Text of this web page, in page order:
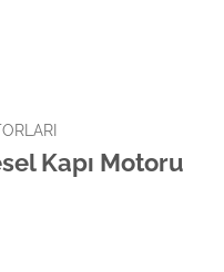
Kapı Motoru